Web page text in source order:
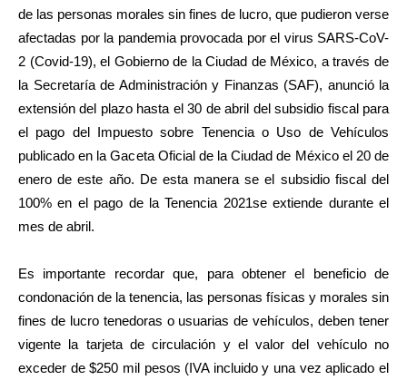
de las personas morales sin fines de lucro, que pudieron verse
afectadas por la pandemia provocada por el virus SARS-CoV-
2 (Covid-19), el Gobierno de la Ciudad de México, a través de
la Secretaría de Administración y Finanzas (SAF), anunció la
extensión del plazo hasta el 30 de abril del subsidio fiscal para
el pago del Impuesto sobre Tenencia o Uso de Vehículos
publicado en la Gaceta Oficial de la Ciudad de México el 20 de
enero de este año. De esta manera se el subsidio fiscal del
100% en el pago de la Tenencia 2021se extiende durante el
mes de abril.
Es importante recordar que, para obtener el beneficio de
condonación de la tenencia, las personas físicas y morales sin
fines de lucro tenedoras o usuarias de vehículos, deben tener
vigente la tarjeta de circulación y el valor del vehículo no
exceder de $250 mil pesos (IVA incluido y una vez aplicado el